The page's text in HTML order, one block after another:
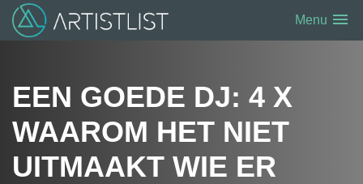
Menu menu
EEN GOEDE DJ: 4 X
WAAROM HET NIET
UITMAAKT WIE ER